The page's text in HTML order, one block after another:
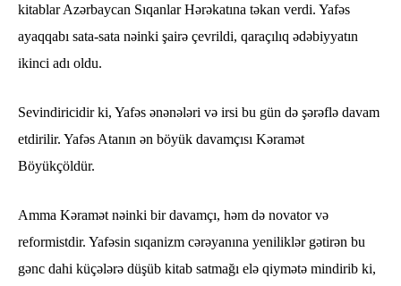
kitablar Azərbaycan Sıqanlar Hərəkatına təkan verdi. Yafəs
ayaqqabı sata-sata nəinki şairə çevrildi, qaraçılıq ədəbiyyatın
ikinci adı oldu.
Sevindiricidir ki, Yafəs ənənələri və irsi bu gün də şərəflə davam
etdirilir. Yafəs Atanın ən böyük davamçısı Kəramət
Böyükçöldür.
Amma Kəramət nəinki bir davamçı, həm də novator və
reformistdir. Yafəsin sıqanizm cərəyanına yeniliklər gətirən bu
gənc dahi küçələrə düşüb kitab satmağı elə qiymətə mindirib ki,